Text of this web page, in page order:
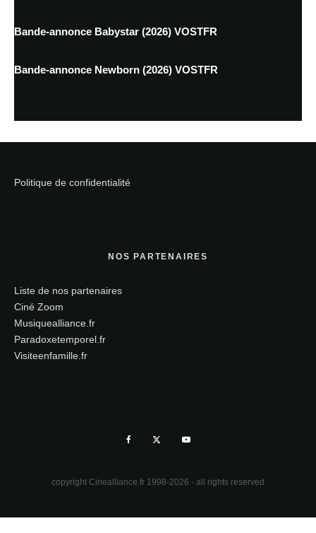
Bande-annonce Babystar (2026) VOSTFR
Bande-annonce Newborn (2026) VOSTFR
Politique de confidentialité
NOS PARTENAIRES
Liste de nos partenaires
Ciné Zoom
Musiquealliance.fr
Paradoxetemporel.fr
Visiteenfamille.fr
copyright Cinealliance.fr 1998-2026 - all rights reserved